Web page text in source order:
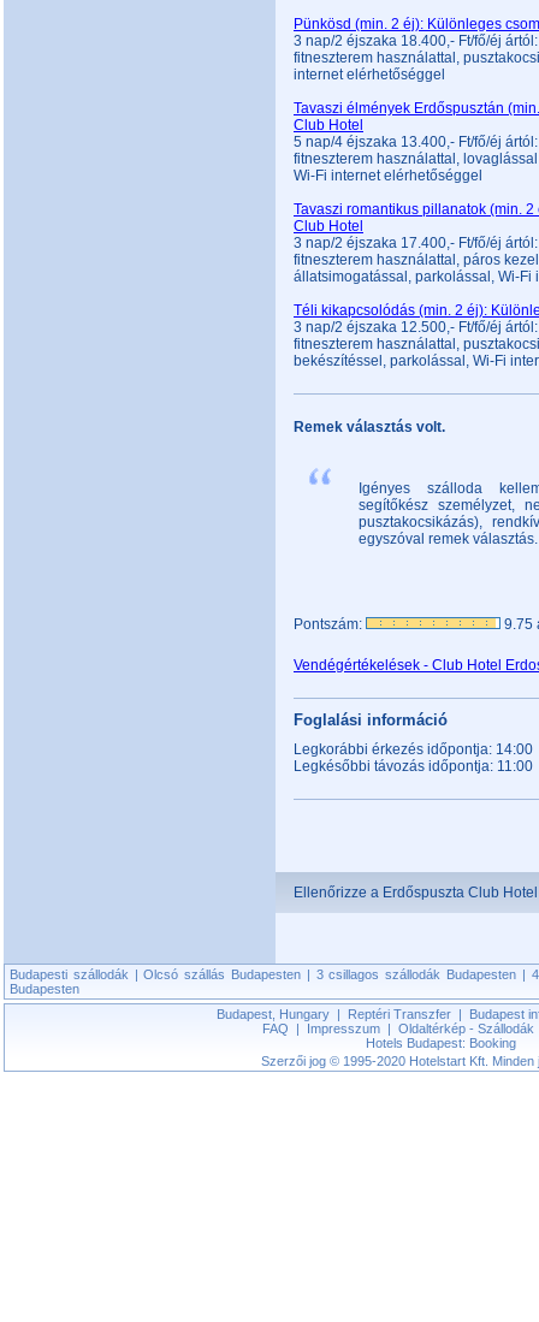
Pünkösd (min. 2 éj): Különleges
3 nap/2 éjszaka 18.400,- Ft/fő/éj
fitneszterem használattal,
internet elérhetőséggel
Tavaszi élmények Erdőspusztán
Club Hotel
5 nap/4 éjszaka 13.400,- Ft/fő/éj
fitneszterem használattal,
Wi-Fi internet elérhetőséggel
Tavaszi romantikus pillanatok (min.
Club Hotel
3 nap/2 éjszaka 17.400,- Ft/fő/éj
fitneszterem használattal, páros
állatsimogatással, parkolással, Wi-Fi
Téli kikapcsolódás (min. 2 éj):
3 nap/2 éjszaka 12.500,- Ft/fő/éj
fitneszterem használattal,
bekészítéssel, parkolással, Wi-Fi
Remek választás volt.
Igényes szálloda
segítőkész személyzet,
pusztakocsikázás),
egyszóval remek választás.
Pontszám: 9.75
Vendégértékelések - Club Hotel
Foglalási információ
Legkorábbi érkezés időpontja: 14:00
Legkésőbbi távozás időpontja: 11:00
Ellenőrizze a Erdőspuszta Club
Budapesti szállodák |Olcsó szállás Budapesten| 3 csillagos szállodák Budapesten|
Budapesten
Budapest, Hungary| Reptéri Transzfer|
Budapest
FAQ | Impresszum| Oldaltérkép - Szállodák
Hotels Budapest: Booking
Szerzői jog © 1995-2020 Hotelstart Kft. Minden